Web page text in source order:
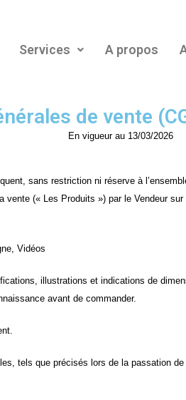
Services A propos
de vente
En vigueur au 13/03/2026
sans restriction ni réserve à
(« Les Produits ») par le Vendeur
Vidéos
illustrations et indications de
avant de commander.
tels que précisés lors de la passation